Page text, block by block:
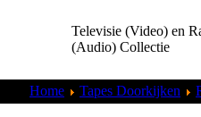
Televisie (Video) en
(Audio) Collectie
Home Tapes Doorkijken